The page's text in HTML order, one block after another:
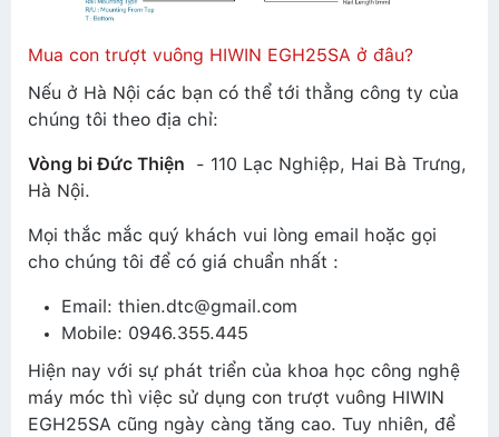
Mua con trượt vuông HIWIN EGH25SA ở đâu?
Nếu ở Hà Nội các bạn có thể tới thẳng công ty của
chúng tôi theo địa chỉ:
Vòng bi Đức Thiện - 110 Lạc Nghiệp, Hai Bà Trưng,
Hà Nội.
Mọi thắc mắc quý khách vui lòng email hoặc gọi
cho chúng tôi để có giá chuẩn nhất :
Email: thien.dtc@gmail.com
Mobile: 0946.355.445
Hiện nay với sự phát triển của khoa học công nghệ
máy móc thì việc sử dụng con trượt vuông HIWIN
EGH25SA cũng ngày càng tăng cao. Tuy nhiên, để